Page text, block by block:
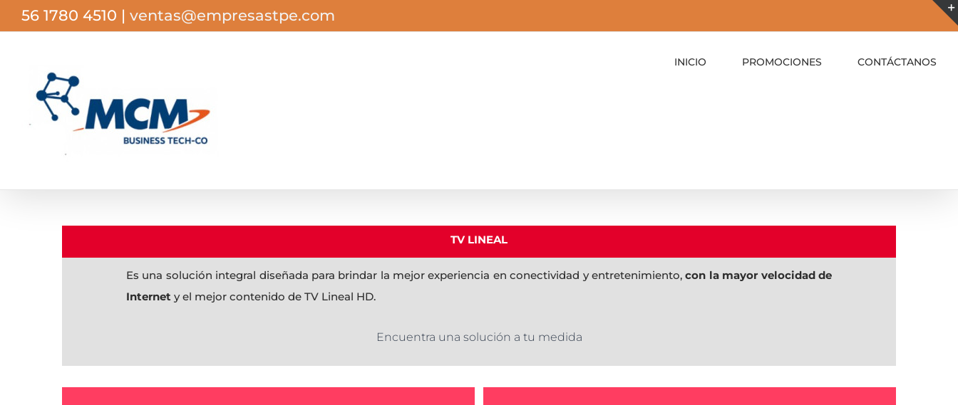
Saltar
al
56 1780 4510 | ventas@empresastpe.com
INICIO PROMOCIONES CONTÁCTANOS
TV LINEAL
Es una solución integral diseñada para brindar la mejor experiencia en conectividad y entretenimiento,con la mayor velocidad de
Internet y el mejor contenido de TV Lineal HD.
Encuentra una solución a tu medida